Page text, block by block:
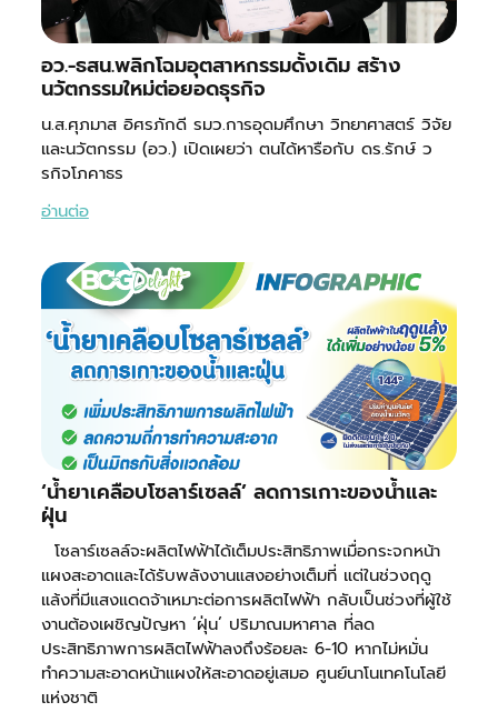
อว.-ธสน.พลิกโฉมอุตสาหกรรมดั้งเดิม สร้าง
นวัตกรรมใหม่ต่อยอดธุรกิจ
น.ส.ศุภมาส อิศรภักดี รมว.การอุดมศึกษา วิทยาศาสตร์ วิจัย
และนวัตกรรม (อว.) เปิดเผยว่า ตนได้หารือกับ ดร.รักษ์ ว
รกิจโภคาธร
อ่านต่อ
‘น้ำยาเคลือบโซลาร์เซลล์’ ลดการเกาะของน้ำและ
ฝุ่น
โซลาร์เซลล์จะผลิตไฟฟ้าได้เต็มประสิทธิภาพเมื่อกระจกหน้า
แผงสะอาดและได้รับพลังงานแสงอย่างเต็มที่ แต่ในช่วงฤดู
แล้งที่มีแสงแดดจ้าเหมาะต่อการผลิตไฟฟ้า กลับเป็นช่วงที่ผู้ใช้
งานต้องเผชิญปัญหา ‘ฝุ่น’ ปริมาณมหาศาล ที่ลด
ประสิทธิภาพการผลิตไฟฟ้าลงถึงร้อยละ 6-10 หากไม่หมั่น
ทำความสะอาดหน้าแผงให้สะอาดอยู่เสมอ ศูนย์นาโนเทคโนโลยี
แห่งชาติ